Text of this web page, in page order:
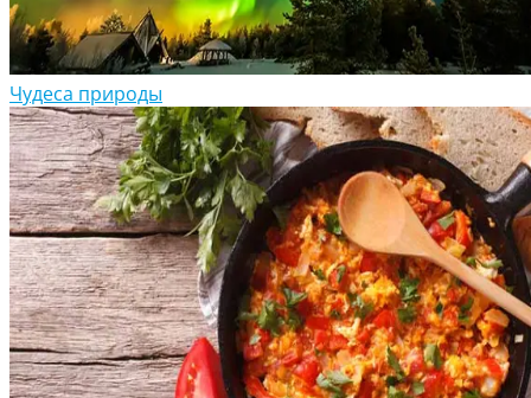
Чудеса природы